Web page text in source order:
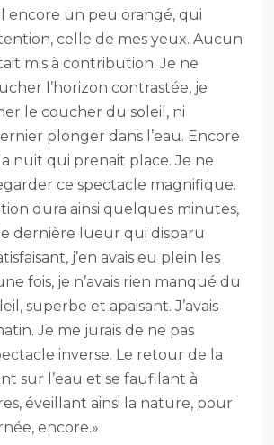
encore un peu orangé, qui
celle de mes yeux. Aucun
mis à contribution. Je ne
l’horizon contrastée, je
le coucher du soleil, ni
plonger dans l’eau. Encore
nuit qui prenait place. Je ne
ce spectacle magnifique.
dura ainsi quelques minutes,
dernière lueur qui disparu
j’en avais eu plein les
fois, je n’avais rien manqué du
superbe et apaisant. J’avais
Je me jurais de ne pas
inverse. Le retour de la
sur l’eau et se faufilant à
éveillant ainsi la nature, pour
encore.»